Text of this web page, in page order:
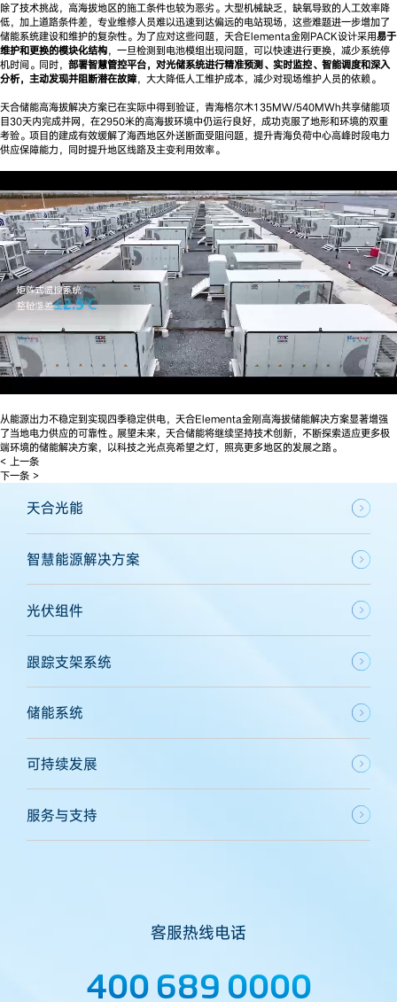
除了技术挑战，高海拔地区的施工条件也较为恶劣。大型机械缺乏，缺氧导致的人工效率降
低，加上道路条件差，专业维修人员难以迅速到达偏远的电站现场，这些难题进一步增加了
储能系统建设和维护的复杂性。为了应对这些问题，天合Elementa金刚PACK设计采用易于
维护和更换的模块化结构，一旦检测到电池模组出现问题，可以快速进行更换，减少系统停
机时间。同时， 部署智慧管控平台，对光储系统进行精准预测、实时监控、智能调度和深入
分析，主动发现并阻断潜在故障，大大降低人工维护成本，减少对现场维护人员的依赖。
天合储能高海拔解决方案已在实际中得到验证，青海格尔木135MW/540MWh共享储能项
目30天内完成并网，在2950米的高海拔环境中仍运行良好，成功克服了地形和环境的双重
考验。项目的建成有效缓解了海西地区外送断面受阻问题，提升青海负荷中心高峰时段电力
供应保障能力，同时提升地区线路及主变利用效率。
从能源出力不稳定到实现四季稳定供电，天合Elementa金刚高海拔储能解决方案显著增强
了当地电力供应的可靠性。展望未来，天合储能将继续坚持技术创新，不断探索适应更多极
端环境的储能解决方案，以科技之光点亮希望之灯，照亮更多地区的发展之路。
< 上一条
下一条 >
天合光能
智慧能源解决方案
光伏组件
跟踪支架系统
储能系统
可持续发展
服务与支持
客服热线电话
400 689 0000